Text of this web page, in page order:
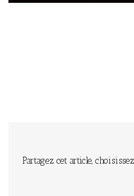
Partagez cet article,